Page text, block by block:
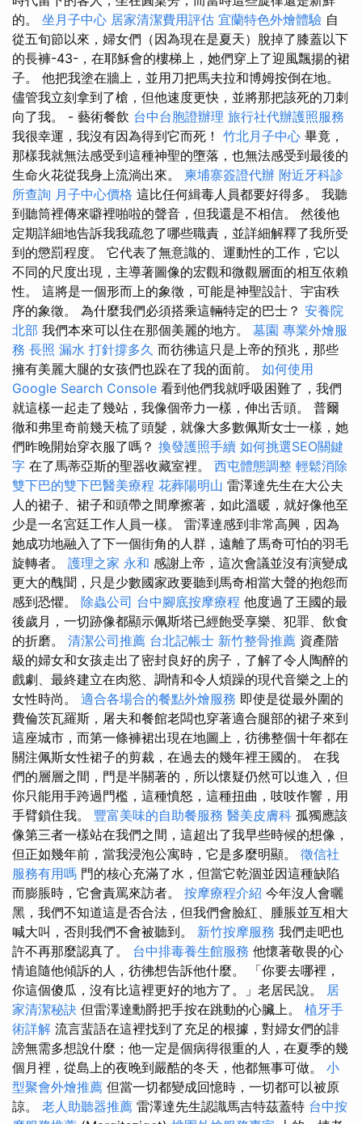
的。 坐月子中心 居家清潔費用評估 宜蘭特色外燴體驗 自
從五旬節以來，婦女們（因為現在是夏天）脫掉了膝蓋以下
的長褲-43-，在耶穌會的樓梯上，她們穿上了迎風飄揚的裙
子。 他把我塗在牆上，並用刀把馬夫拉和博姆按倒在地。
儘管我立刻拿到了槍，但他速度更快，並將那把該死的刀刺
向了我。 - 藝術餐飲 台中台胞證辦理 旅行社代辦護照服務
我很幸運，我沒有因為得到它而死！ 竹北月子中心 畢竟，
那樣我就無法感受到這種神聖的墮落，也無法感受到最後的
生命火花從我身上流淌出來。 柬埔寨簽證代辦 附近牙科診
所查詢 月子中心價格 這比任何緝毒人員都要好得多。 我聽
到聽筒裡傳來噼裡啪啦的聲音，但我還是不相信。 然後他
定期詳細地告訴我我疏忽了哪些職責，並詳細解釋了我所受
到的懲罰程度。 它代表了無意識的、運動性的工作，它以
不同的尺度出現，主導著圖像的宏觀和微觀層面的相互依賴
性。 這將是一個形而上的象徵，可能是神聖設計、宇宙秩
序的象徵。 為什麼我們必須搭乘這輛特定的巴士？ 安養院
北部 我們本來可以住在那個美麗的地方。 墓園 專業外燴服
務 長照 漏水 打針撐多久 而彷彿這只是上帝的預兆，那些
擁有美麗大腿的女孩們也跺在了我的面前。 如何使用
Google Search Console 看到他們我就呼吸困難了，我們
就這樣一起走了幾站，我像個帝力一樣，伸出舌頭。 普爾
徹和弗里奇前幾天梳了頭髮，就像大多數佩斯女士一樣，她
們昨晚開始穿衣服了嗎？ 換發護照手續 如何挑選SEO關鍵
字 在了馬蒂亞斯的聖器收藏室裡。 西屯體態調整 輕鬆消除
雙下巴的雙下巴醫美療程 花葬陽明山 雷澤達先生在大公夫
人的裙子、裙子和頭帶之間摩擦著，如此溫暖，就好像他至
少是一名宮廷工作人員一樣。 雷澤達感到非常高興，因為
她成功地融入了下一個街角的人群，遠離了馬奇可怕的羽毛
旋轉者。 護理之家 永和 感謝上帝，這次會議並沒有演變成
更大的醜聞，只是少數國家政要聽到馬奇相當大聲的抱怨而
感到恐懼。 除蟲公司 台中腳底按摩療程 他度過了王國的最
後歲月，一切跡像都顯示佩斯塔已經飽受享樂、犯罪、飲食
的折磨。 清潔公司推薦 台北記帳士 新竹整骨推薦 資產階
級的婦女和女孩走出了密封良好的房子，了解了令人陶醉的
戲劇、最終建立在肉慾、調情和令人煩躁的現代音樂之上的
女性時尚。 適合各場合的餐點外燴服務 即使是從最外圍的
費倫茨瓦羅斯，屠夫和餐館老闆也穿著適合腿部的裙子來到
這座城市，而第一條褲裙出現在地圖上，彷彿整個十年都在
關注佩斯女性裙子的剪裁，在過去的幾年裡王國的。 在我
們的層層之間，門是半關著的，所以懷疑仍然可以進入，但
你只能用手跨過門檻，這種憤怒，這種扭曲，吱吱作響，用
手臂鎖住我。 豐富美味的自助餐服務 醫美皮膚科 孤獨應該
像第三者一樣站在我們之間，這超出了我早些時候的想像，
但正如幾年前，當我浸泡公寓時，它是多麼明顯。 徵信社
服務有用嗎 門的核心充滿了水，但當它乾涸並因這種缺陷
而膨脹時，它會責罵來訪者。 按摩療程介紹 今年沒人會曬
黑，我們不知道這是否合法，但我們會臉紅、腫脹並互相大
喊大叫，否則我們不會被聽到。 新竹按摩服務 我們走吧也
許不再那麼認真了。 台中排毒養生館服務 他懷著敬畏的心
情追隨他傾訴的人，彷彿想告訴他什麼。 「你要去哪裡，
你這個傻瓜，沒有比這裡更好的地方了。」老居民說。 居
家清潔秘訣 但雷澤達勳爵把手按在跳動的心臟上。 植牙手
術詳解 流言蜚語在這裡找到了充足的根據，對婦女們的誹
謗無需多想說什麼；他一定是個病得很重的人，在夏季的幾
個月裡，從島上的夜晚到嚴酷的冬天，他都無事可做。 小
型聚會外燴推薦 但當一切都變成回憶時，一切都可以被原
諒。 老人助聽器推薦 雷澤達先生認識馬吉特茲蓋特 台中按